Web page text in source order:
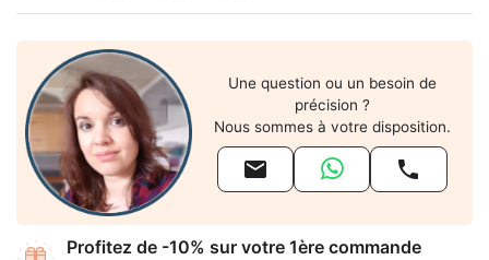
Une question ou un besoin de
précision ?
Nous sommes à votre disposition.
 
Profitez de -10% sur votre 1ère commande